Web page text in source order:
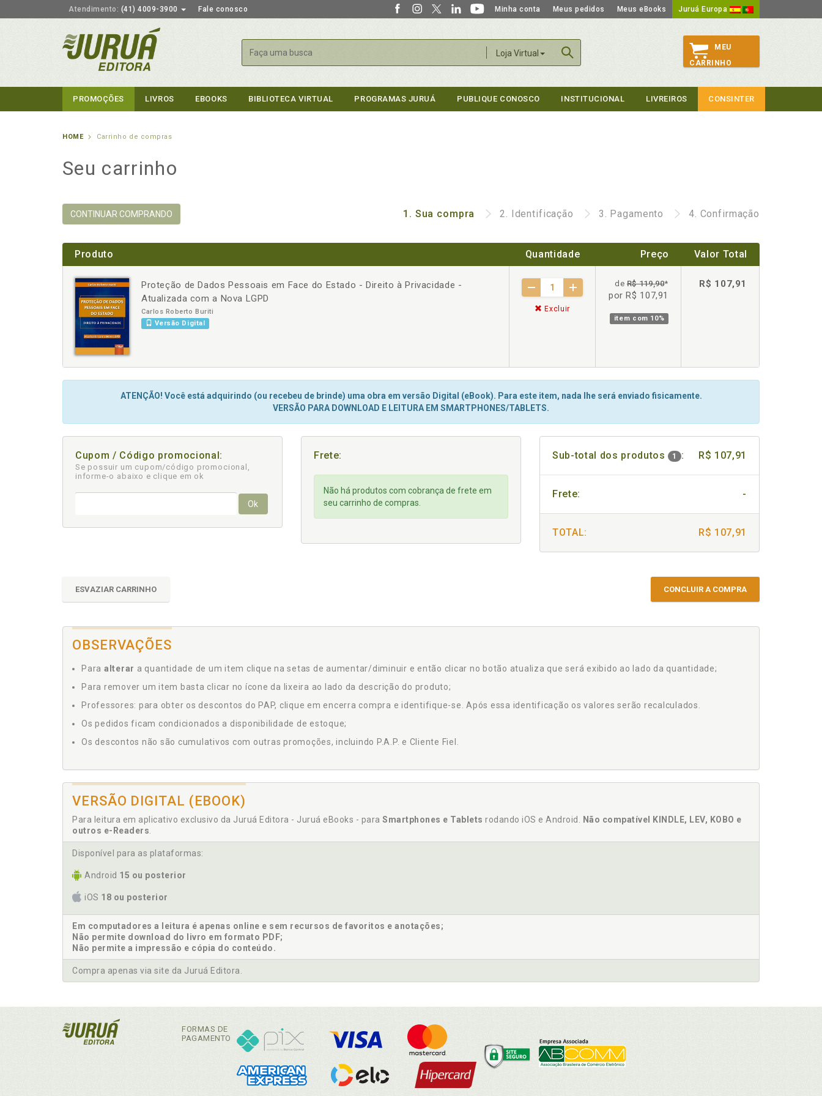
Atendimento: (41) 4009-3900 Fale conosco Minha conta Meus pedidos Meus eBooks Juruá Europa
Loja Virtual
Buscar
MEU
CARRINHO
PROMOÇÕES LIVROS EBOOKS BIBLIOTECA VIRTUAL PROGRAMAS JURUÁ PUBLIQUE CONOSCO INSTITUCIONAL LIVREIROS CONSINTER
HOME Carrinho de compras
Seu carrinho
CONTINUAR COMPRANDO 1. Sua compra 2. Identificação 3. Pagamento 4. Confirmação
Produto Quantidade Preço Valor Total
Proteção de Dados Pessoais em Face do Estado - Direito à Privacidade -
Atualizada com a Nova LGPD
Carlos Roberto Buriti
Versão Digital
- +
Excluir
deR$ 119,90*
por R$ 107,91
item com 10%
R$ 107,91
ATENÇÃO! Você está adquirindo (ou recebeu de brinde) uma obra em versão Digital (eBook). Para este item, nada lhe será enviado fisicamente.
VERSÃO PARA DOWNLOAD E LEITURA EM SMARTPHONES/TABLETS.
Cupom / Código promocional:
Se possuir um cupom/código promocional,
informe-o abaixo e clique em ok
Ok
Frete:
Não há produtos com cobrança de frete em
seu carrinho de compras.
Sub-total dos produtos 1 : R$ 107,91
Frete: -
TOTAL: R$ 107,91
ESVAZIAR CARRINHO CONCLUIR A COMPRA
OBSERVAÇÕES
Para alterar a quantidade de um item clique na setas de aumentar/diminuir e então clicar no botão atualiza que será exibido ao lado da quantidade;
Para remover um item basta clicar no ícone da lixeira ao lado da descrição do produto;
Professores: para obter os descontos do PAP, clique em encerra compra e identifique-se. Após essa identificação os valores serão recalculados.
Os pedidos ficam condicionados a disponibilidade de estoque;
Os descontos não são cumulativos com outras promoções, incluindo P.A.P. e Cliente Fiel.
VERSÃO DIGITAL (EBOOK)
Para leitura em aplicativo exclusivo da Juruá Editora - Juruá eBooks - para Smartphones e Tablets rodando iOS e Android.
Não compatível KINDLE, LEV, KOBO e
outros e-Readers
Disponível para as plataformas:
Android 15 ou posterior
iOS 18 ou posterior
Em computadores a leitura é apenas online e sem recursos de favoritos e anotações;
Não permite download do livro em formato PDF;
Não permite a impressão e cópia do conteúdo.
Compra apenas via site da Juruá Editora.
FORMAS DE
PAGAMENTO